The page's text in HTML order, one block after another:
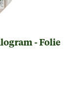
- Folie